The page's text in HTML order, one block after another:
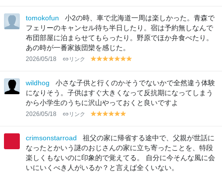
w
lo
w
lo
w
lo
w
lo
w
lo
w
lo
ww
lo
w
lolo
w
lo
w
lo
w
lo
w
tomokofun
小2の時、車で北海道一周は楽しかった。青森で
フェリーのキャンセル待ち半日したり。宿は予約無しなんで
布団部屋に泊まらせてもらったり。野原でほか弁食べたり。
あの時が一番家族団欒を感じた。
2026/05/18 リンク
y
lo
w
y
lo
w
y
lo
w
y
lo
w
y
lo
w
y
lo
w
lo
w
wildhog
小さな子供と行くのかそうでないかで全然違う体験
になりそう。子供はすぐ大きくなって反抗期になってしまう
から小学生のうちに沢山やっておくと良いですよ
2026/05/18 リンク
y
lo
w
y
lo
w
y
lo
w
y
lo
w
y
lo
w
lo
w
crimsonstarroad
祖父の家に帰省する途中で、父親が世話に
なったとかいう謎のおじさんの家に立ち寄ったことを、特段
楽しくもないのに印象的で覚えてる。 自分に今そんな風に会
いにいくべき人がいるか？と言えば全くいない。